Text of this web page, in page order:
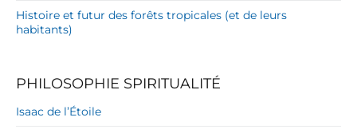
Histoire et futur des forêts tropicales (et de leurs
habitants)
PHILOSOPHIE SPIRITUALITÉ
Isaac de l’Étoile